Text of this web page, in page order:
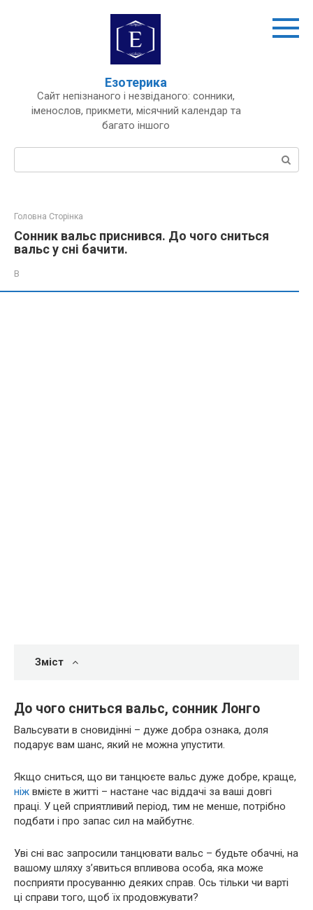
Езотерика
Сайт непізнаного і незвіданого: сонники,
іменослов, прикмети, місячний календар та
багато іншого
Пошук:
Головна Сторінка
Сонник вальс приснився. До чого сниться
вальс у сні бачити.
В
Зміст
До чого сниться вальс, сонник Лонго
Вальсувати в сновидінні – дуже добра ознака, доля
подарує вам шанс, який не можна упустити.
Якщо сниться, що ви танцюєте вальс дуже добре, краще,
ніж вмієте в житті – настане час віддачі за ваші довгі
праці. У цей сприятливий період, тим не менше, потрібно
подбати і про запас сил на майбутнє.
Уві сні вас запросили танцювати вальс – будьте обачні, на
вашому шляху з’явиться впливова особа, яка може
посприяти просуванню деяких справ. Ось тільки чи варті
ці справи того, щоб їх продовжувати?